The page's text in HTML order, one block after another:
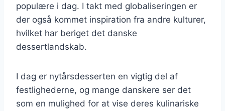
populære i dag. I takt med globaliseringen er
der også kommet inspiration fra andre kulturer,
hvilket har beriget det danske
dessertlandskab.
I dag er nytårsdesserten en vigtig del af
festlighederne, og mange danskere ser det
som en mulighed for at vise deres kulinariske